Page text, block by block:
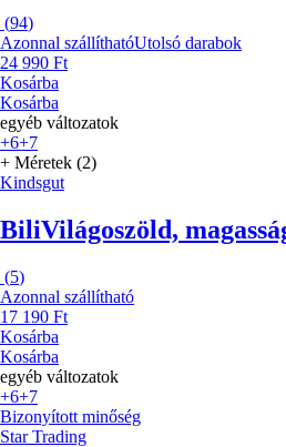
(94)
Azonnal szállíthatóUtolsó darabok
24 990 Ft
Kosárba
Kosárba
egyéb változatok
+6+7
+ Méretek (2)
Kindsgut
BiliVilágoszöld,
(5)
Azonnal szállítható
17 190 Ft
Kosárba
Kosárba
egyéb változatok
+6+7
Bizonyított minőség
Star Trading